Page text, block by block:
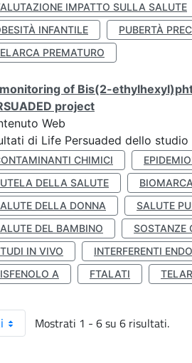
IMPATTO SULLA SALUTE
INFANTILE
PUBERTÀ
PREMATURO
of Bis(2-
project
Web
di Life Persuaded dello
CHIMICI
DELLA SALUTE
DELLA DONNA
SALUTE
DEL BAMBINO
SOSTANZE
IN VIVO
INTERFERENTI
A
FTALATI
Mostrati 1 - 6 su 6 risultati.